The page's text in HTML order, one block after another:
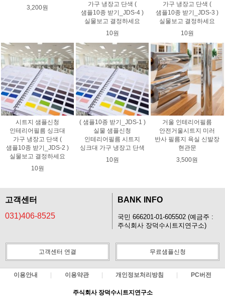
3,200원
가구 냉장고 단색 (
샘플10종 받기_JDS-4 )
실물보고 결정하세요
10원
가구 냉장고 단색 (
샘플10종 받기_JDS-3 )
실물보고 결정하세요
10원
시트지 샘플신청
인테리어필름 싱크대
가구 냉장고 단색 (
샘플10종 받기_JDS-2 )
실물보고 결정하세요
10원
( 샘플10종 받기_JDS-1 )
실물 샘플신청
인테리어필름 시트지
싱크대 가구 냉장고 단색
10원
거울 인테리어필름
안전거울시트지 미러
반사 필름지 욕실 신발장
현관문
3,500원
고객센터
031)406-8525
BANK INFO
국민 666201-01-605502 (예금주 :
주식회사 장덕수시트지연구소)
고객센터 연결 무료샘플신청
이용안내 이용약관 개인정보처리방침 PC버전
주식회사 장덕수시트지연구소